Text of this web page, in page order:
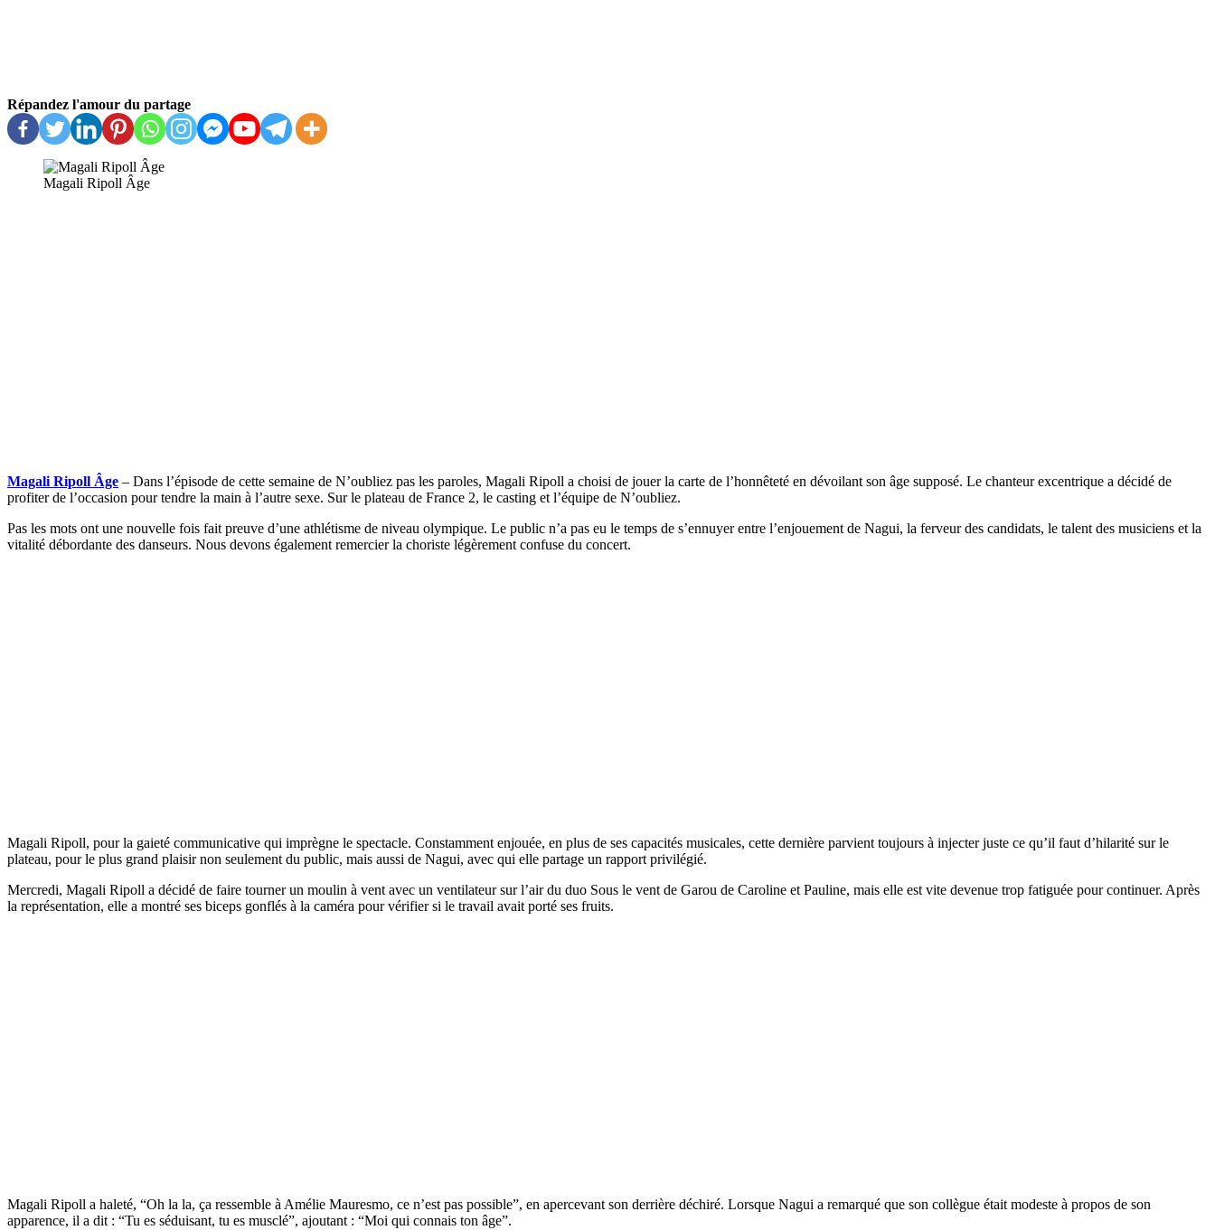
Répandez l'amour du partage
Magali Ripoll Âge
Magali Ripoll Âge – Dans l’épisode de cette semaine de N’oubliez pas les paroles, Magali Ripoll a choisi de jouer la carte de l’honnêteté en dévoilant son âge supposé. Le chanteur excentrique a décidé de
profiter de l’occasion pour tendre la main à l’autre sexe. Sur le plateau de France 2, le casting et l’équipe de N’oubliez.
Pas les mots ont une nouvelle fois fait preuve d’une athlétisme de niveau olympique. Le public n’a pas eu le temps de s’ennuyer entre l’enjouement de Nagui, la ferveur des candidats, le talent des musiciens et la
vitalité débordante des danseurs. Nous devons également remercier la choriste légèrement confuse du concert.
Magali Ripoll, pour la gaieté communicative qui imprègne le spectacle. Constamment enjouée, en plus de ses capacités musicales, cette dernière parvient toujours à injecter juste ce qu’il faut d’hilarité sur le
plateau, pour le plus grand plaisir non seulement du public, mais aussi de Nagui, avec qui elle partage un rapport privilégié.
Mercredi, Magali Ripoll a décidé de faire tourner un moulin à vent avec un ventilateur sur l’air du duo Sous le vent de Garou de Caroline et Pauline, mais elle est vite devenue trop fatiguée pour continuer. Après
la représentation, elle a montré ses biceps gonflés à la caméra pour vérifier si le travail avait porté ses fruits.
Magali Ripoll a haleté, “Oh la la, ça ressemble à Amélie Mauresmo, ce n’est pas possible”, en apercevant son derrière déchiré. Lorsque Nagui a remarqué que son collègue était modeste à propos de son
apparence, il a dit : “Tu es séduisant, tu es musclé”, ajoutant : “Moi qui connais ton âge”.